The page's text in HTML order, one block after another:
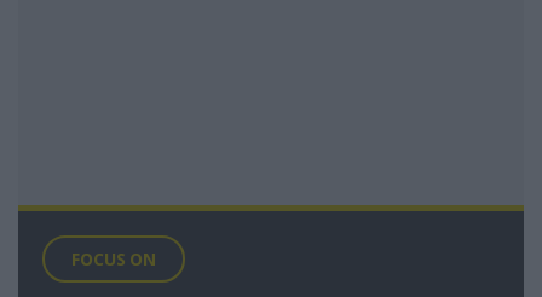
FOCUS ON